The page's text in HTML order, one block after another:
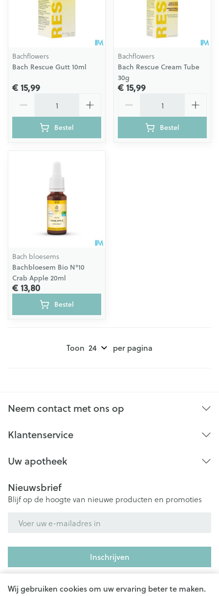
Wij gebruiken cookies om uw ervaring beter te maken.
Bachflowers
Bach Rescue Gutt 10ml
€ 15,99
Bestel
Bachflowers
Bach Rescue Cream Tube
30g
€ 15,99
Bestel
Bach bloesems
Bachbloesem Bio N°10
Crab Apple 20ml
€ 13,80
Bestel
Toon per pagina
Neem contact met ons op
Klantenservice
Uw apotheek
Nieuwsbrief
Blijf op de hoogte van nieuwe producten en promoties
Inschrijven
nieuwsbrief en gaat u akkoord met onzeprivacy policy.